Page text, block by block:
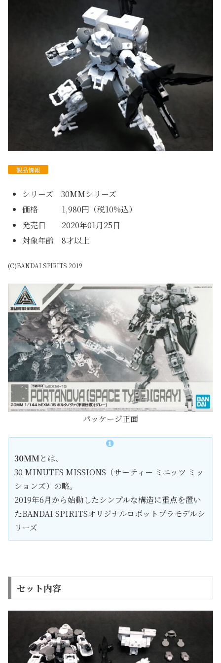
製品情報
シリーズ 30MMシリーズ
価格 1,980円（税10%込）
発売日 2020年01月25日
対象年齢 8才以上
(C)BANDAI SPIRITS 2019
パッケージ正面
30MMとは、
30 MINUTES MISSIONS（サーティー ミニッツ ミッ
ションズ）の略。
2019年6月から始動したシンプルな構造に重点を置い
たBANDAI SPIRITSオリジナルロボットプラモデルシ
リーズ
セット内容